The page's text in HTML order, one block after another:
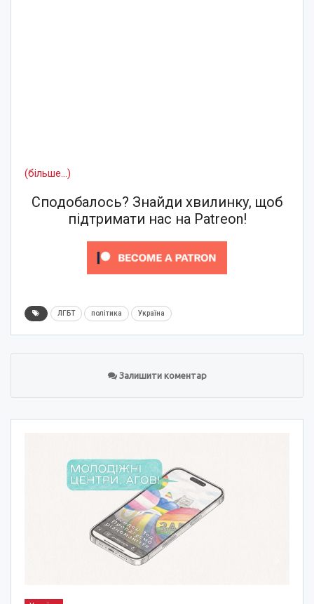
(більше…)
Сподобалось? Знайди хвилинку, щоб
підтримати нас на Patreon!
ЛГБТ політика Україна
Залишити коментар